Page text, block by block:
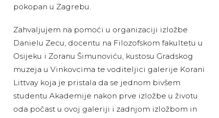
pokopan u Zagrebu.
Zahvaljujem na pomoći u organizaciji izložbe
Danielu Zecu, docentu na Filozofskom fakultetu u
Osijeku i Zoranu Šimunoviću, kustosu Gradskog
muzeja u Vinkovcima te voditeljici galerije Korani
Littvay koja je pristala da se jednom bivšem
studentu Akademije nakon prve izložbe u životu
oda počast u ovoj galeriji i zadnjom izložbom in